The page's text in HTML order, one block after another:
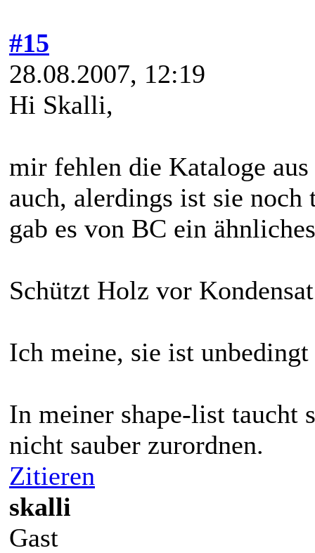
#15
28.08.2007, 12:19
Hi Skalli,
mir fehlen die Kataloge
auch, alerdings ist sie
gab es von BC ein
Schützt Holz vor
Ich meine, sie ist
In meiner shape-list taucht
nicht sauber zurordnen.
Zitieren
skalli
Gast